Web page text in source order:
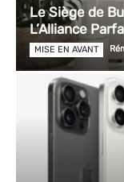
Le Siège de
L’Alliance
MISE EN AVANT